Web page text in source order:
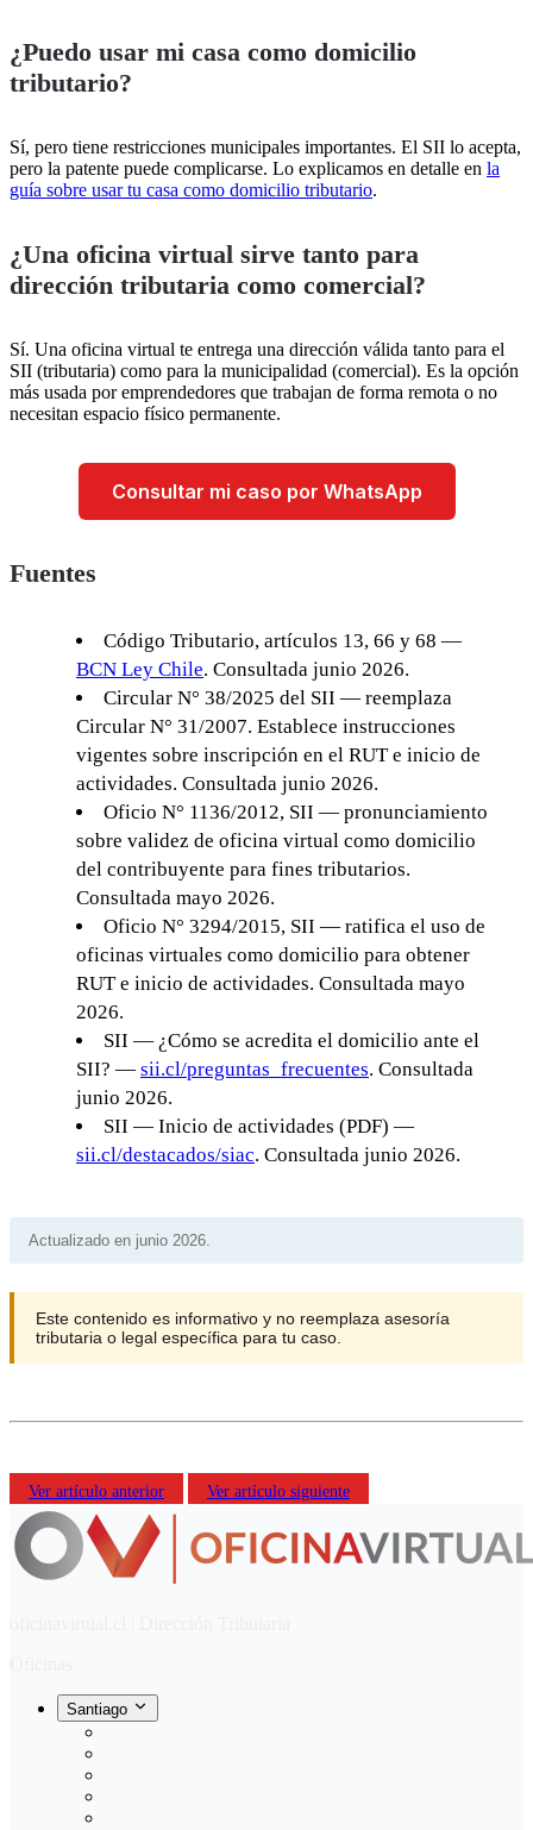
¿Puedo usar mi casa como domicilio
tributario?
Sí, pero tiene restricciones municipales importantes. El SII lo acepta,
pero la patente puede complicarse. Lo explicamos en detalle en la
guía sobre usar tu casa como domicilio tributario.
¿Una oficina virtual sirve tanto para
dirección tributaria como comercial?
Sí. Una oficina virtual te entrega una dirección válida tanto para el
SII (tributaria) como para la municipalidad (comercial). Es la opción
más usada por emprendedores que trabajan de forma remota o no
necesitan espacio físico permanente.
Consultar mi caso por WhatsApp
Fuentes
Código Tributario, artículos 13, 66 y 68 —
BCN Ley Chile. Consultada junio 2026.
Circular N° 38/2025 del SII — reemplaza
Circular N° 31/2007. Establece instrucciones
vigentes sobre inscripción en el RUT e inicio de
actividades. Consultada junio 2026.
Oficio N° 1136/2012, SII — pronunciamiento
sobre validez de oficina virtual como domicilio
del contribuyente para fines tributarios.
Consultada mayo 2026.
Oficio N° 3294/2015, SII — ratifica el uso de
oficinas virtuales como domicilio para obtener
RUT e inicio de actividades. Consultada mayo
2026.
SII — ¿Cómo se acredita el domicilio ante el
SII? — sii.cl/preguntas_frecuentes. Consultada
junio 2026.
SII — Inicio de actividades (PDF) —
sii.cl/destacados/siac. Consultada junio 2026.
Actualizado en junio 2026.
Este contenido es informativo y no reemplaza asesoría
tributaria o legal específica para tu caso.
Ver artículo anterior Ver artículo siguiente
Santiago